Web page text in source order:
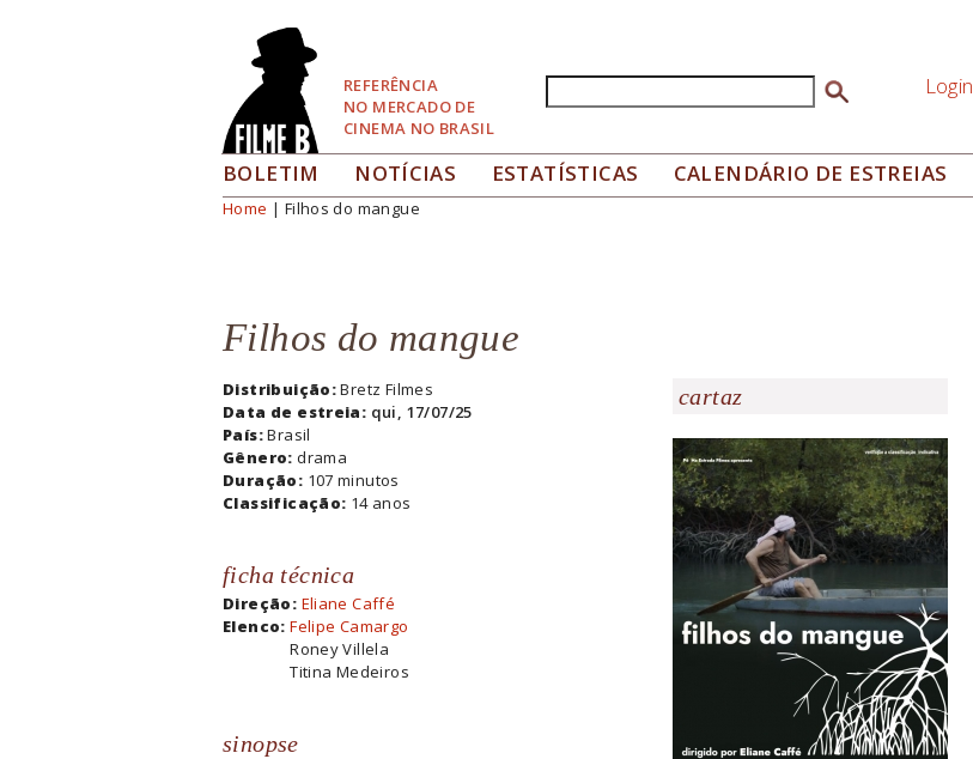
REFERÊNCIA
NO MERCADO DE
CINEMA NO BRASIL
Formulário de busca Login
BOLETIM NOTÍCIAS ESTATÍSTICAS CALENDÁRIO DE ESTREIAS
Você está aqui
Home | Filhos do mangue
Filhos do mangue
Distribuição:Bretz Filmes
Data de estreia: qui, 17/07/25
País:Brasil
Gênero:drama
Duração: 107 minutos
Classificação: 14 anos
ficha técnica
Direção: Eliane Caffé
Elenco:Felipe Camargo
Roney Villela
Titina Medeiros
sinopse
cartaz